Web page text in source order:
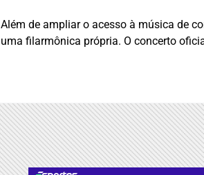
Além de ampliar o acesso à música de
uma filarmônica própria. O concerto